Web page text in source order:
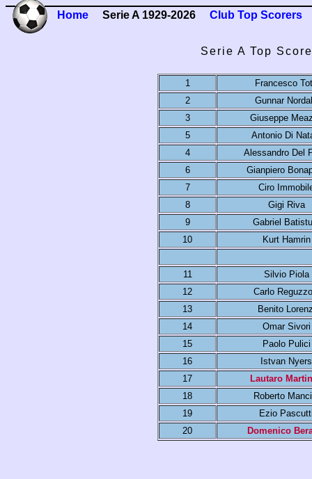
Home Serie A 1929-2026 Club Top Scorers
Serie A Top
1
Francesco
2
Gunnar
3
Giuseppe
5
Antonio Di
4
Alessandro Del
6
Gianpiero
7
Ciro
8
Gigi Riva
9
Gabriel
10
Kurt Hamrin
11
Silvio Piola
12
Carlo
13
Benito
14
Omar Sivori
15
Paolo Pulici
16
Istvan Nyers
17
Lautaro
18
Roberto
19
Ezio
20
Domenico